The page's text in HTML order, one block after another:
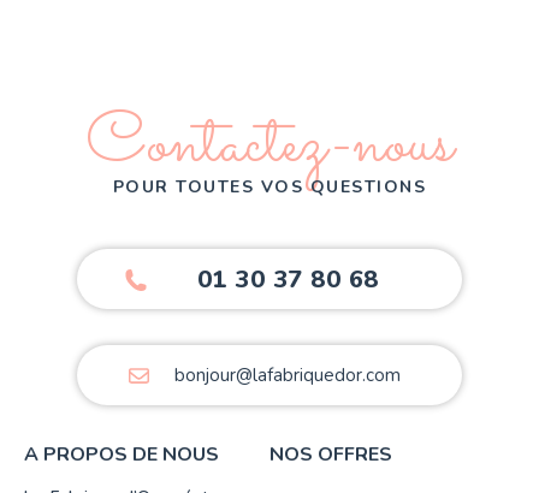
Contactez-nous
POUR TOUTES VOS QUESTIONS
01 30 37 80 68
bonjour@lafabriquedor.com
A PROPOS DE NOUS NOS OFFRES